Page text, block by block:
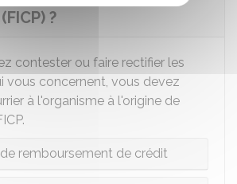
?
contester ou faire rectifier les
vous concernent, vous devez
à l'organisme à l'origine de
remboursement de crédit